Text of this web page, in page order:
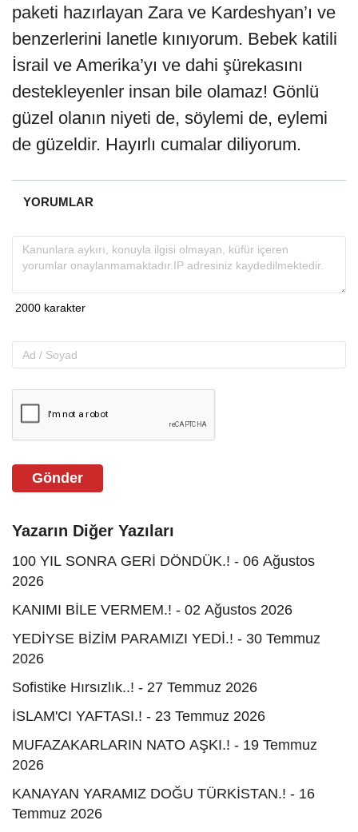
paketi hazırlayan Zara ve Kardeshyan’ı ve
benzerlerini lanetle kınıyorum. Bebek katili
İsrail ve Amerika’yı ve dahi şürekasını
destekleyenler insan bile olamaz! Gönlü
güzel olanın niyeti de, söylemi de, eylemi
de güzeldir. Hayırlı cumalar diliyorum.
YORUMLAR
Gönder
Yazarın Diğer Yazıları
100 YIL SONRA GERİ DÖNDÜK.! - 06 Ağustos
2026
KANIMI BİLE VERMEM.! - 02 Ağustos 2026
YEDİYSE BİZİM PARAMIZI YEDİ.! - 30 Temmuz
2026
Sofistike Hırsızlık..! - 27 Temmuz 2026
İSLAM'CI YAFTASI.! - 23 Temmuz 2026
MUFAZAKARLARIN NATO AŞKI.! - 19 Temmuz
2026
KANAYAN YARAMIZ DOĞU TÜRKİSTAN.! - 16
Temmuz 2026